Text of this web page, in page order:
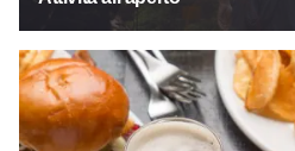
Cibo e bevande